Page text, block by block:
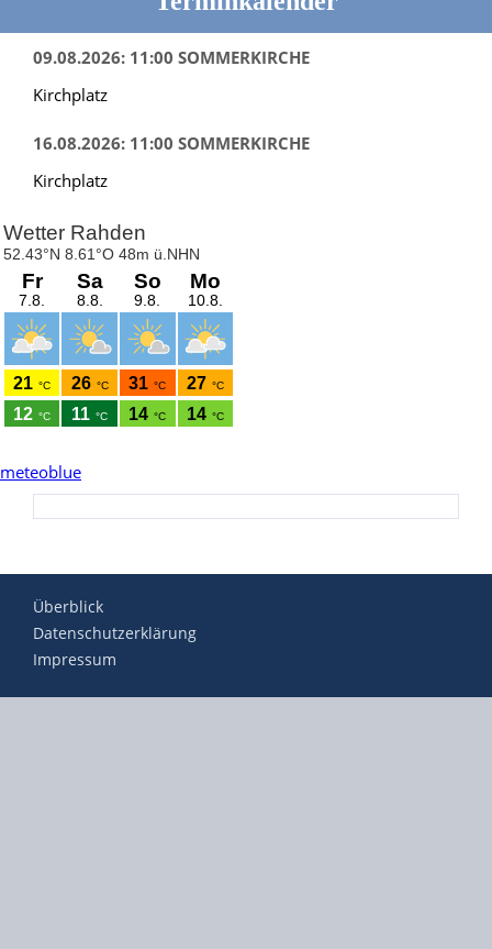
09.08.2026: 11:00 SOMMERKIRCHE
Kirchplatz
16.08.2026: 11:00 SOMMERKIRCHE
Kirchplatz
meteoblue
Überblick
Datenschutzerklärung
Impressum